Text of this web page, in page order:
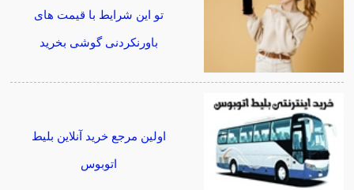
تو این شرایط با قیمت های
باورنکردنی گوشی بخرید
اولین مرجع خرید آنلاین بلیط
اتوبوس